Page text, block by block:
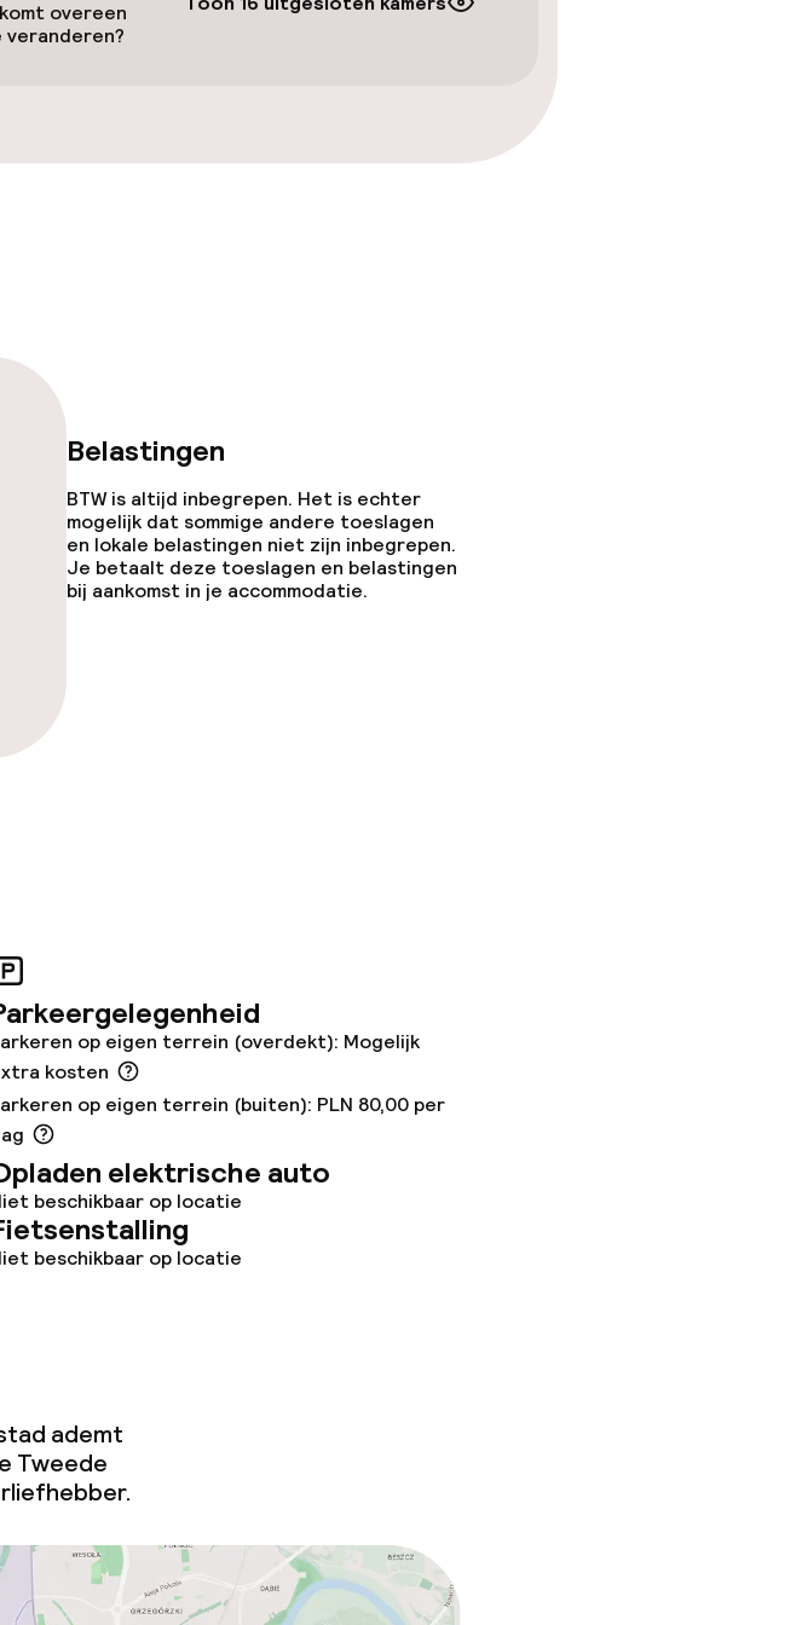
overeen
veranderen?
Belastingen
BTW is altijd inbegrepen. Het is echter
mogelijk dat sommige andere toeslagen
en lokale belastingen niet zijn inbegrepen.
Je betaalt deze toeslagen en belastingen
bij aankomst in je accommodatie.
op eigen terrein (overdekt): Mogelijk
kosten
op eigen terrein (buiten): PLN 80,00 per
elektrische auto
beschikbaar op locatie
beschikbaar op locatie
ademt
Tweede